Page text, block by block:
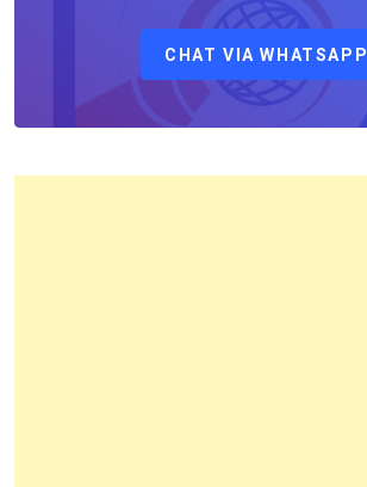
Pertanahan
Kota
CHAT VIA WHATSAPP